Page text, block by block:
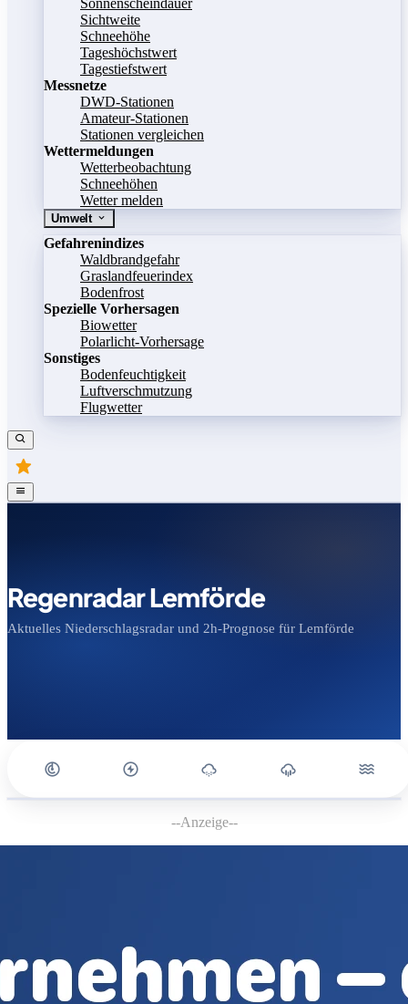
Sonnenscheindauer
Sichtweite
Schneehöhe
Tageshöchstwert
Tagestiefstwert
Messnetze
DWD-Stationen
Amateur-Stationen
Stationen vergleichen
Wettermeldungen
Wetterbeobachtung
Schneehöhen
Wetter melden
Umwelt
Gefahrenindizes
Waldbrandgefahr
Graslandfeuerindex
Bodenfrost
Spezielle Vorhersagen
Biowetter
Polarlicht-Vorhersage
Sonstiges
Bodenfeuchtigkeit
Luftverschmutzung
Flugwetter
Regenradar Lemförde
Aktuelles Niederschlagsradar und 2h-Prognose für Lemförde
--Anzeige--